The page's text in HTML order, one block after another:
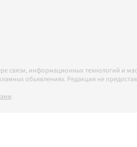
связи, информационных технологий и
объявлениях. Редакция не